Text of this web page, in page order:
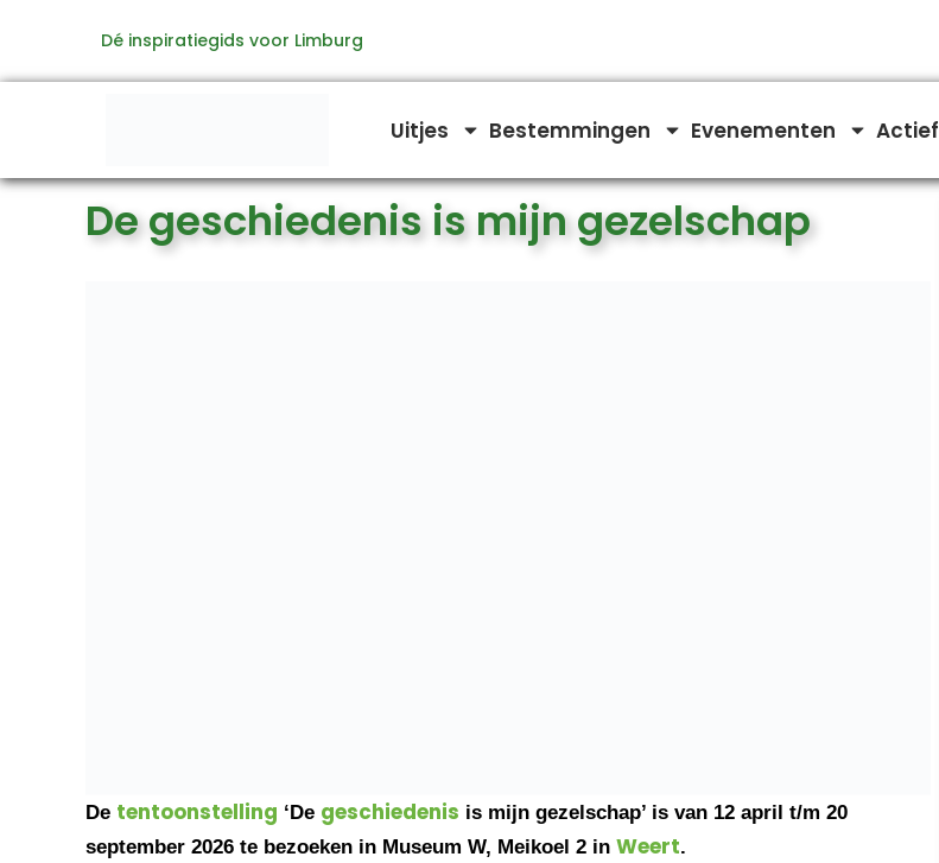
de
Dé inspiratiegids voor Limburg
Uitjes Bestemmingen Evenementen Actief
De geschiedenis is mijn gezelschap
De tentoonstelling ‘De geschiedenis is mijn gezelschap’ is van 12 april t/m 20
september 2026 te bezoeken in Museum W, Meikoel 2 in Weert.